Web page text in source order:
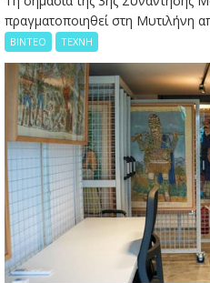
πραγματοποιηθεί στη Μυτιλήνη
ΒΙΝΤΕΟ ΤΕΧΝΗ